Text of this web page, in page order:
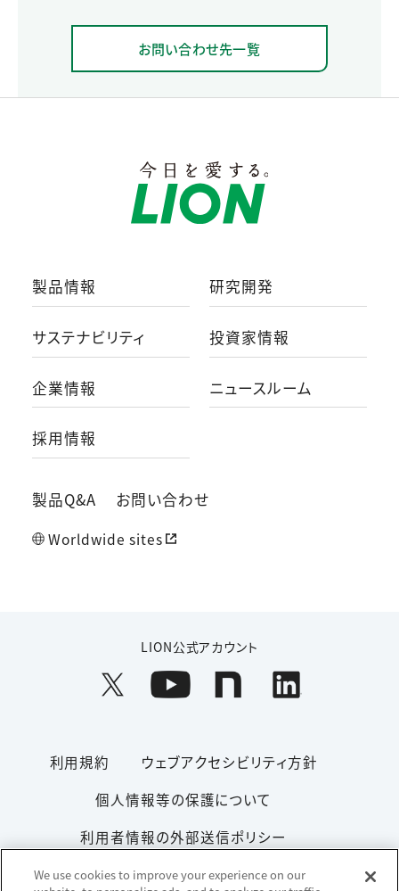
お問い合わせ先一覧
製品情報 研究開発
サステナビリティ 投資家情報
企業情報 ニュースルーム
採用情報
製品Q&A お問い合わせ
Worldwide sites
LION公式アカウント
利用規約
ウェブアクセシビリティ方針
個人情報等の保護について
利用者情報の外部送信ポリシー
ソーシャルメディアポリシー
サイトマップ
We use cookies to improve your experience on our